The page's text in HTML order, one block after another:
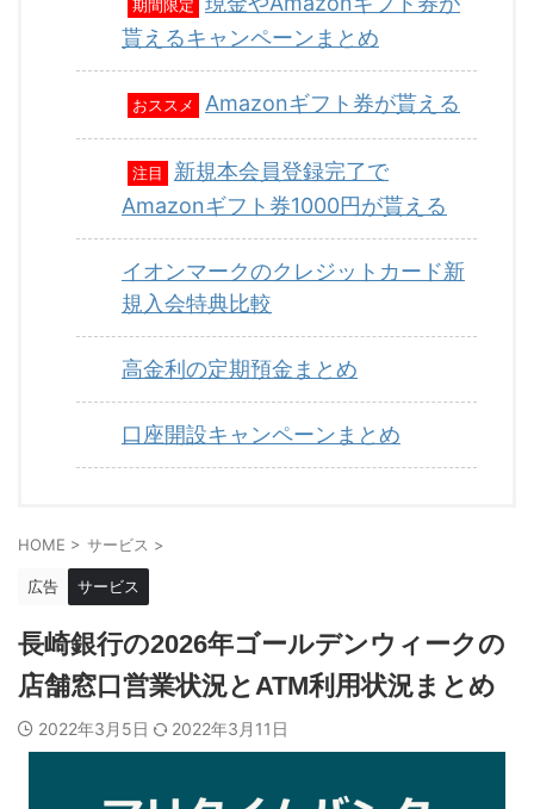
期間限定
貰えるキャンペーンまとめ
おススメ Amazonギフト券が貰える
注目
新規本会員登録完了で
Amazonギフト券1000円が貰える
イオンマークのクレジットカード新
規入会特典比較
高金利の定期預金まとめ
口座開設キャンペーンまとめ
HOME > サービス >
広告 サービス
長崎銀行の2026年ゴールデンウィークの
店舗窓口営業状況とATM利用状況まとめ
2022年3月5日 2022年3月11日